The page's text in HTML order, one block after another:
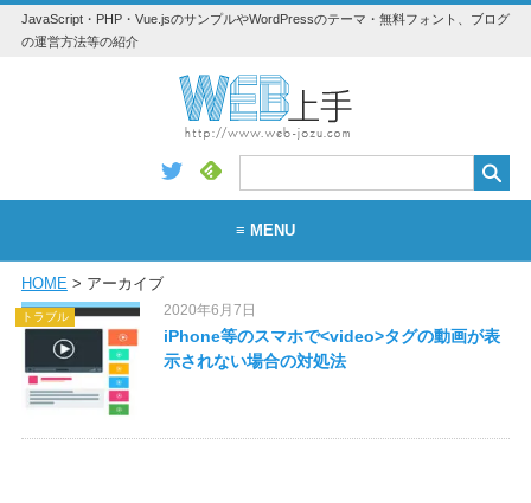
JavaScript・PHP・Vue.jsのサンプルやWordPressのテーマ・無料フォント、ブログ
の運営方法等の紹介
≡ MENU
WordPress
HOME> アーカイブ
トラブル 2020年6月7日
iPhone等のスマホで<video>タグの動画が表
示されない場合の対処法